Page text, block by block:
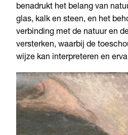
benadrukt het belang van
glas, kalk en steen, en het
verbinding met de natuur en
versterken, waarbij de
wijze kan interpreteren en